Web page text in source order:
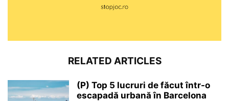
RELATED ARTICLES
(P) Top 5 lucruri de făcut într-o
escapadă urbană în Barcelona